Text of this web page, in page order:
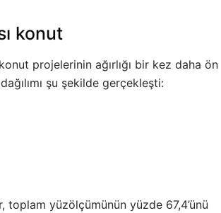
konut
projelerinin ağırlığı bir kez daha ön
şu şekilde gerçekleşti:
yüzölçümünün yüzde 67,4’ünü